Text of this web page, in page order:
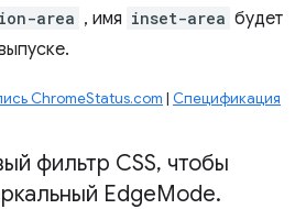
area , имя inset-area будет
ChromeStatus.com | Спецификация
фильтр CSS, чтобы
EdgeMode.